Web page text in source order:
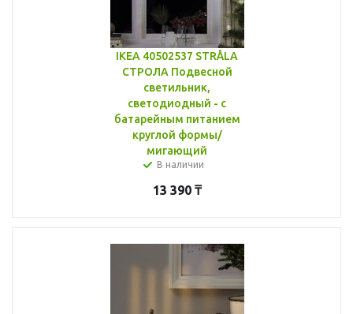
IKEA 40502537 STRÅLA
СТРОЛА Подвесной
светильник,
светодиодный - с
батарейным питанием
круглой формы/
мигающий
В наличии
13 390₸